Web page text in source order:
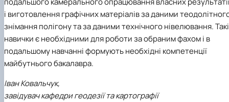
і виготовлення графічних матеріалів за даними
знімання полігону та за даними технічного нівелювання. Такі
навички є необхідними для роботи за обраним фахом і в
подальшому навчанні формують необхідні компетенції
майбутнього бакалавра.
Іван Ковальчук,
завідувач кафедри геодезії та картографії